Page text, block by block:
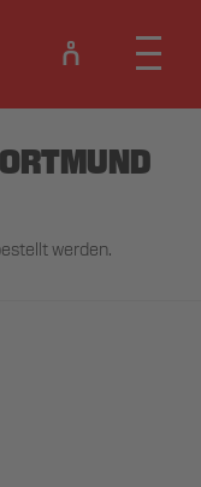
werden.